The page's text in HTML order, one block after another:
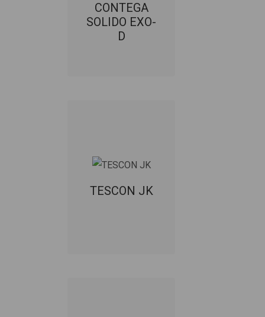
CONTEGA
SOLIDO EXO-
D
rakennusosien
liittymiin
TESCON JK
Pohjustusaine
alustoille.